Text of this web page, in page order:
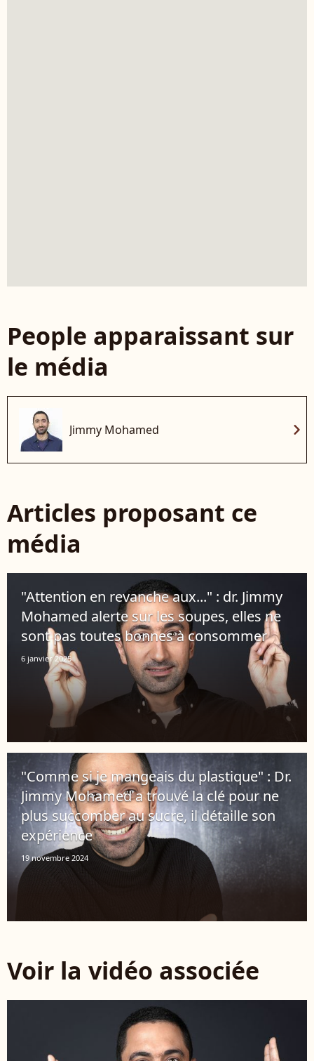
People apparaissant sur
le média
Jimmy Mohamed chevron_right
Articles proposant ce
média
"Attention en revanche aux..." : dr. Jimmy
Mohamed alerte sur les soupes, elles ne
sont pas toutes bonnes à consommer
6 janvier 2025
"Comme si je mangeais du plastique" : Dr.
Jimmy Mohamed a trouvé la clé pour ne
plus succomber au sucre, il détaille son
expérience
19 novembre 2024
Voir la vidéo associée